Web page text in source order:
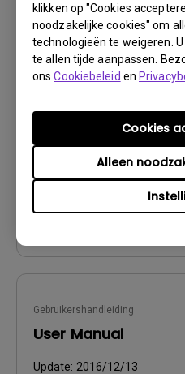
klikken op "Cookies
noodzakelijke cookies" om
technologieën te weigeren.
te allen tijde aanpassen.
onsCookiebeleid en
Alleen
Cookies
Gebruikershandleiding
Safety Warning and
Bestandsformaat:54.87 KB
Voorbeeld
Gebruikershandleiding
User Manual
Update: 2016/12/13